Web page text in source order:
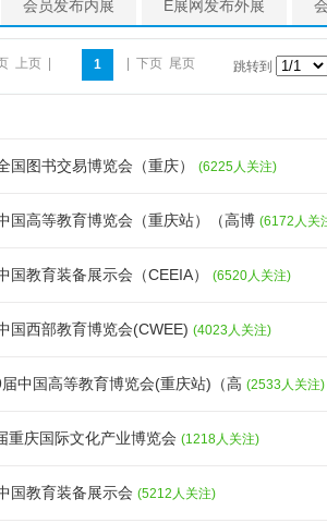
会员发布内展 E展网发布外展
上页 1 下页 尾页 跳转到
国图书交易博览会（重庆） (6225人关注)
国高等教育博览会（重庆站）（高博 (6172人关
国教育装备展示会（CEEIA） (6520人关注)
国西部教育博览会(CWEE) (4023人关注)
中国高等教育博览会(重庆站)（高 (2533人关注)
重庆国际文化产业博览会 (1218人关注)
国教育装备展示会 (5212人关注)